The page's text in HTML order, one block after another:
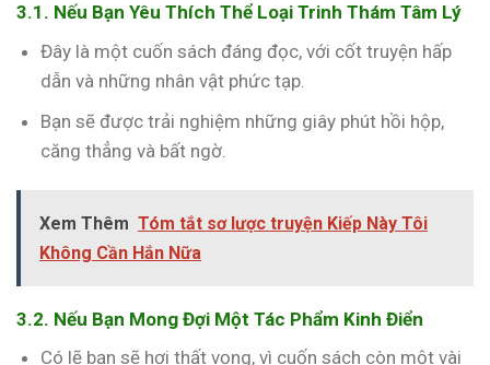
3.1. Nếu Bạn Yêu Thích Thể Loại Trinh Thám Tâm Lý
Đây là một cuốn sách đáng đọc, với cốt truyện hấp
dẫn và những nhân vật phức tạp.
Bạn sẽ được trải nghiệm những giây phút hồi hộp,
căng thẳng và bất ngờ.
Xem Thêm Tóm tắt sơ lược truyện Kiếp Này Tôi
Không Cần Hắn Nữa
3.2. Nếu Bạn Mong Đợi Một Tác Phẩm Kinh Điển
Có lẽ bạn sẽ hơi thất vọng, vì cuốn sách còn một vài